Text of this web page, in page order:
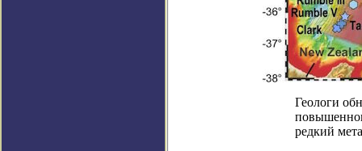
Геологи
редкий